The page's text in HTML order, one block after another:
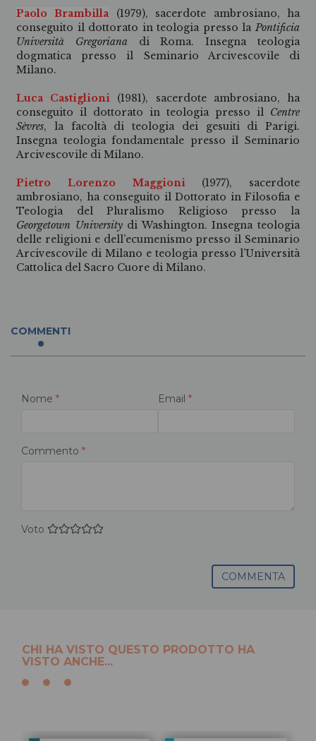
Paolo Brambilla (1979), sacerdote ambrosiano, ha
conseguito il dottorato in teologia presso la Pontificia
Università Gregoriana di Roma. Insegna teologia
dogmatica presso il Seminario Arcivescovile di
Milano.
Luca Castiglioni (1981), sacerdote ambrosiano, ha
conseguito il dottorato in teologia presso il Centre
Sèvres, la facoltà di teologia dei gesuiti di Parigi.
Insegna teologia fondamentale presso il Seminario
Arcivescovile di Milano.
Pietro Lorenzo Maggioni(1977), sacerdote
ambrosiano, ha conseguito il Dottorato in Filosofia e
Teologia del Pluralismo Religioso presso la
Georgetown Universitydi Washington. Insegna teologia
delle religioni e dell’ecumenismo presso il Seminario
Arcivescovile di Milano e teologia presso l’Università
Cattolica del Sacro Cuore di Milano.
COMMENTI
Nome * Email *
Commento *
Voto
COMMENTA
CHI HA VISTO QUESTO PRODOTTO HA
VISTO ANCHE...